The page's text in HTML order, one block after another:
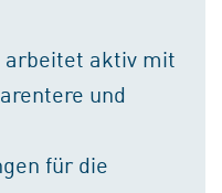
arbeitet aktiv mit
und
für die